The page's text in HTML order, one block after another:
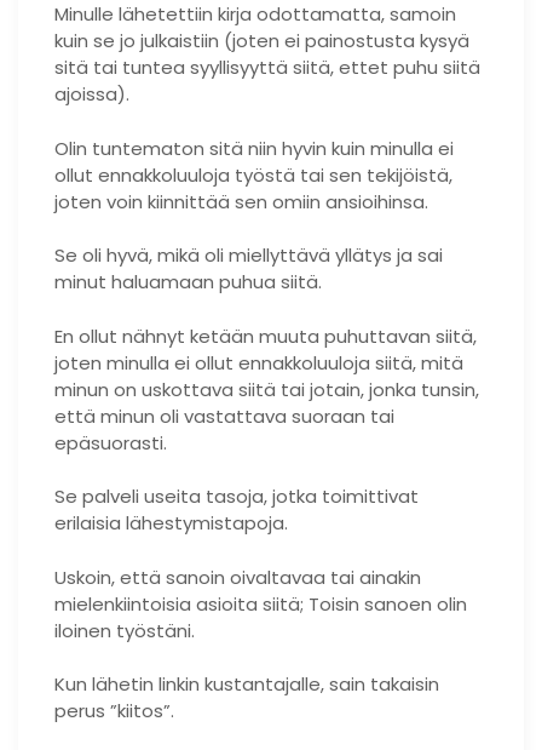
Minulle lähetettiin kirja odottamatta, samoin
kuin se jo julkaistiin (joten ei painostusta kysyä
sitä tai tuntea syyllisyyttä siitä, ettet puhu siitä
ajoissa).
Olin tuntematon sitä niin hyvin kuin minulla ei
ollut ennakkoluuloja työstä tai sen tekijöistä,
joten voin kiinnittää sen omiin ansioihinsa.
Se oli hyvä, mikä oli miellyttävä yllätys ja sai
minut haluamaan puhua siitä.
En ollut nähnyt ketään muuta puhuttavan siitä,
joten minulla ei ollut ennakkoluuloja siitä, mitä
minun on uskottava siitä tai jotain, jonka tunsin,
että minun oli vastattava suoraan tai
epäsuorasti.
Se palveli useita tasoja, jotka toimittivat
erilaisia ​​lähestymistapoja.
Uskoin, että sanoin oivaltavaa tai ainakin
mielenkiintoisia asioita siitä; Toisin sanoen olin
iloinen työstäni.
Kun lähetin linkin kustantajalle, sain takaisin
perus ”kiitos”.